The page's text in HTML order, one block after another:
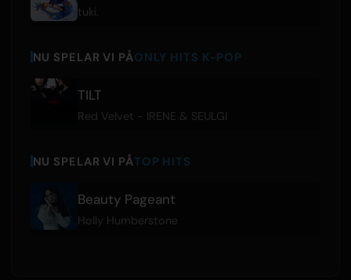
tuki.
NU SPELAR VI PÅONLY HITS K-POP
TILT
Red Velvet - IRENE & SEULGI
NU SPELAR VI PÅTOP HITS
Beauty Pageant
Holly Humberstone